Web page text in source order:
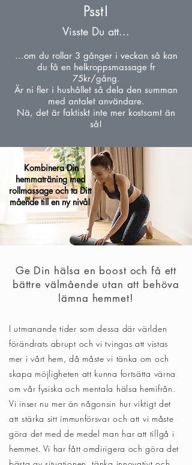
Psst!
Visste Du att...
...om du rollar 3 gånger i veckan så kan
du få en helkroppsmassage fr
75kr/gång.
Är ni fler i hushållet så dela den summan
med antalet användare.
Nä, det är faktiskt inte mer kostsamt än
så!
Kombinera Din
hemmaträning med
rollmassage och ta Ditt
mående till en ny nivå!
Ge Din hälsa en boost och få ett
bättre välmående utan att behöva
lämna hemmet!
I utmanande tider som dessa där världen
förändrats abrupt och vi tvingas att vistas
mer i vårt hem, då måste vi tänka om och
skapa möjligheten att kunna fortsätta värna
om vår fysiska och mentala hälsa hemifrån.
Vi inser nu mer än någonsin hur viktigt det
att stärka sitt immunförsvar och att vi måste
göra det med de medel man har att tillgå i
hemmet. Vi har fått omdirigera och göra det